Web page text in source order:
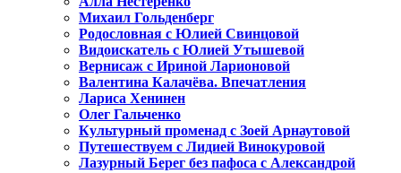
Михаил Гольденберг
Родословная с Юлией Свинцовой
Видоискатель с Юлией Утышевой
Вернисаж с Ириной Ларионовой
Валентина Калачёва. Впечатления
Лариса Хенинен
Олег Гальченко
Культурный променад с Зоей Арнаутовой
Путешествуем с Лидией Винокуровой
Лазурный Берег без пафоса с Александрой